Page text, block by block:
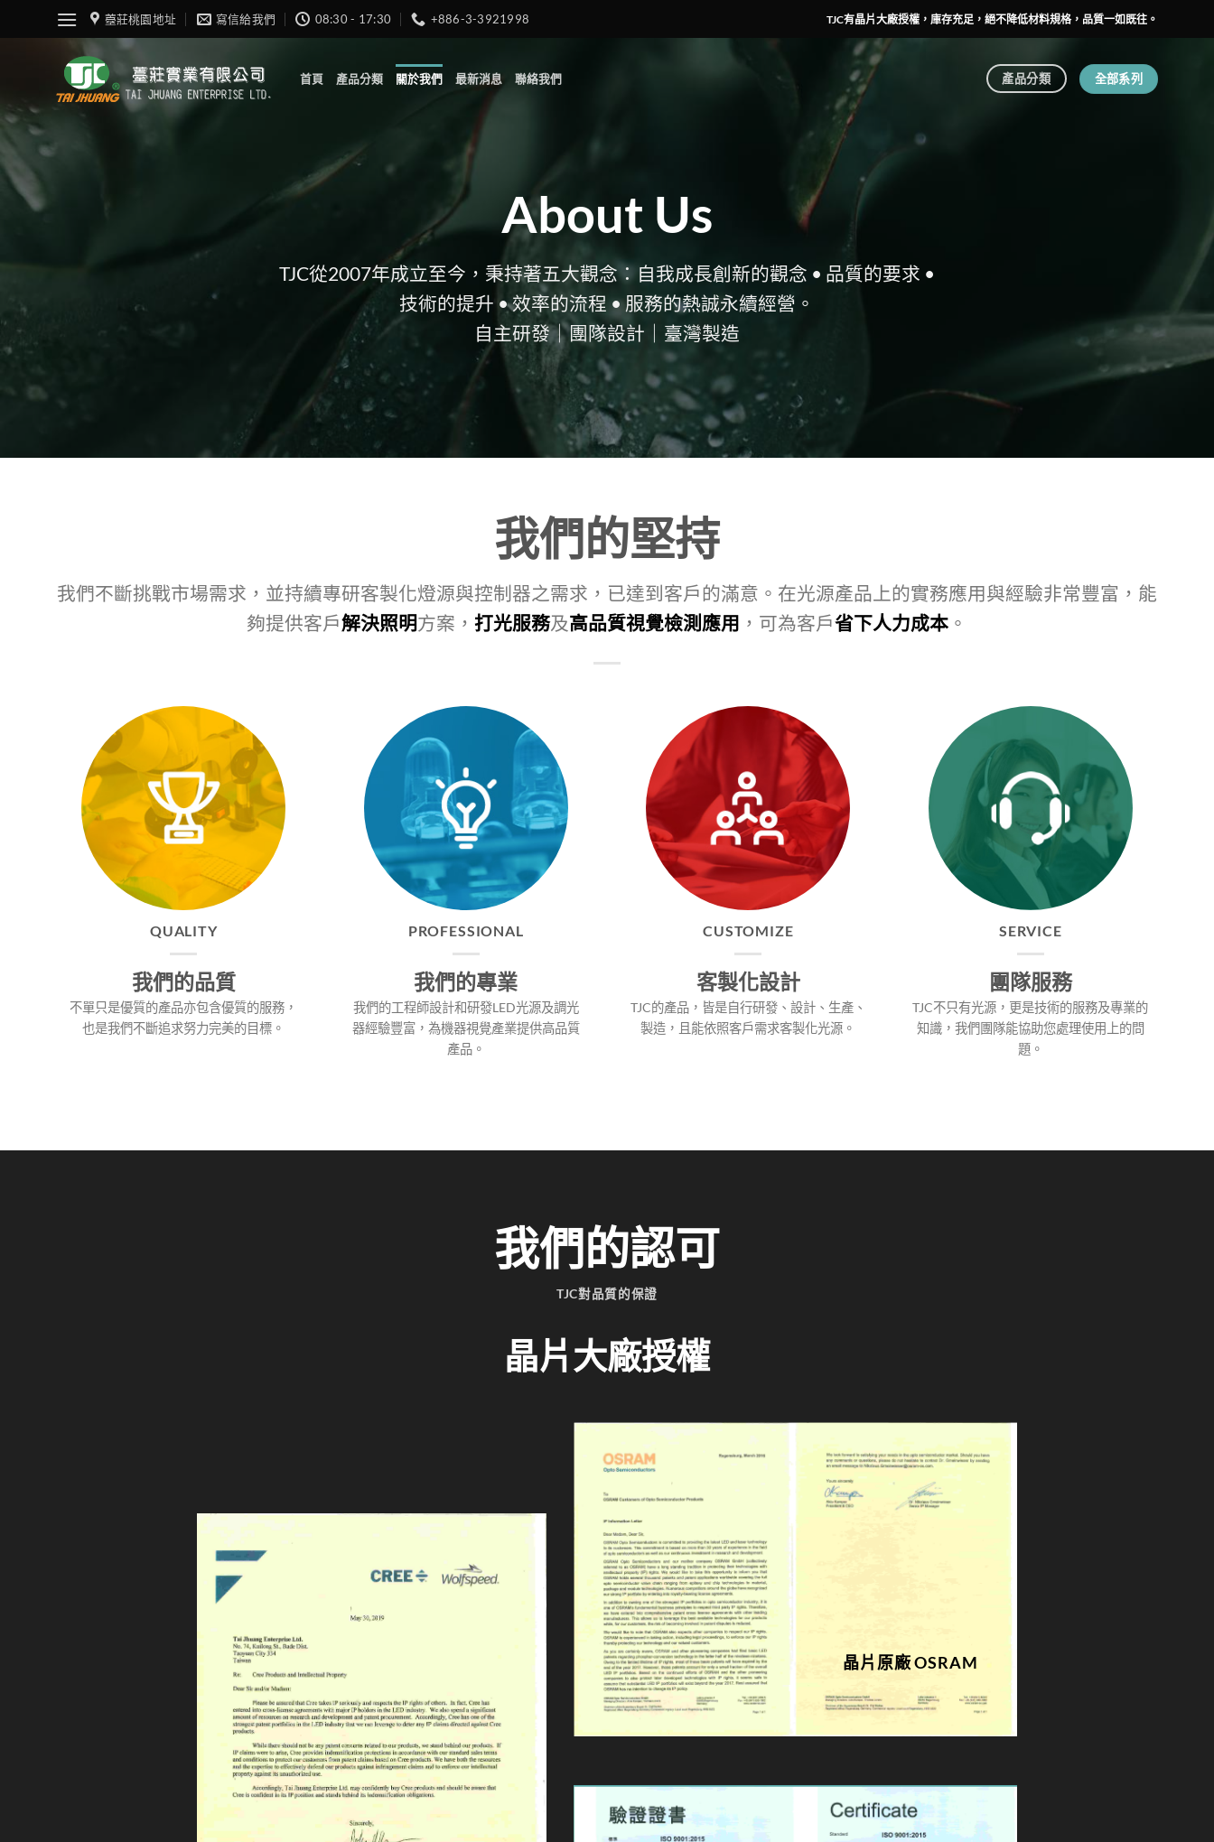
薹莊桃園地址 寫信給我們 08:30 - 17:30 +886-3-3921998 TJC有晶片大廠授權，庫存充足，絕不降低材料規格，品質一如既往。
首頁 產品分類 關於我們 最新消息 聯絡我們 產品分類 全部系列
About Us
TJC從2007年成立至今，秉持著五大觀念：自我成長創新的觀念 • 品質的要求 •
技術的提升 • 效率的流程 • 服務的熱誠永續經營。
自主研發｜團隊設計｜臺灣製造
我們的堅持
我們不斷挑戰市場需求，並持續專研客製化燈源與控制器之需求，已達到客戶的滿意。在光源產品上的實務應用與經驗非常豐富，能
夠提供客戶解決照明方案， 打光服務及高品質視覺檢測應用 ，可為客戶省下人力成本 。
QUALITY
我們的品質
不單只是優質的產品亦包含優質的服務，
也是我們不斷追求努力完美的目標。
PROFESSIONAL
我們的專業
我們的工程師設計和研發LED光源及調光
器經驗豐富，為機器視覺產業提供高品質
產品。
CUSTOMIZE
客製化設計
TJC的產品，皆是自行研發、設計、生產、
製造，且能依照客戶需求客製化光源。
SERVICE
團隊服務
TJC不只有光源，更是技術的服務及專業的
知識，我們團隊能協助您處理使用上的問
題。
我們的認可
TJC對品質的保證
晶片大廠授權
晶片原廠 OSRAM